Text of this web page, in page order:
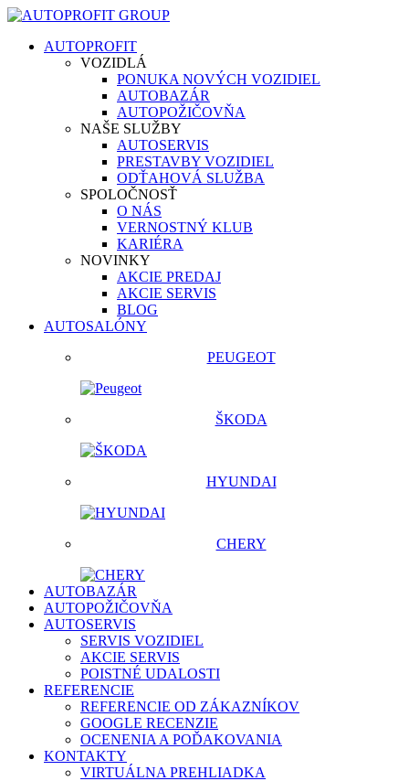
AUTOPROFIT
VOZIDLÁ
PONUKA NOVÝCH VOZIDIEL
AUTOBAZÁR
AUTOPOŽIČOVŇA
NAŠE SLUŽBY
AUTOSERVIS
PRESTAVBY VOZIDIEL
ODŤAHOVÁ SLUŽBA
SPOLOČNOSŤ
O NÁS
VERNOSTNÝ KLUB
KARIÉRA
NOVINKY
AKCIE PREDAJ
AKCIE SERVIS
BLOG
AUTOSALÓNY
PEUGEOT
ŠKODA
HYUNDAI
CHERY
AUTOBAZÁR
AUTOPOŽIČOVŇA
AUTOSERVIS
SERVIS VOZIDIEL
AKCIE SERVIS
POISTNÉ UDALOSTI
REFERENCIE
REFERENCIE OD ZÁKAZNÍKOV
GOOGLE RECENZIE
OCENENIA A POĎAKOVANIA
KONTAKTY
VIRTUÁLNA PREHLIADKA